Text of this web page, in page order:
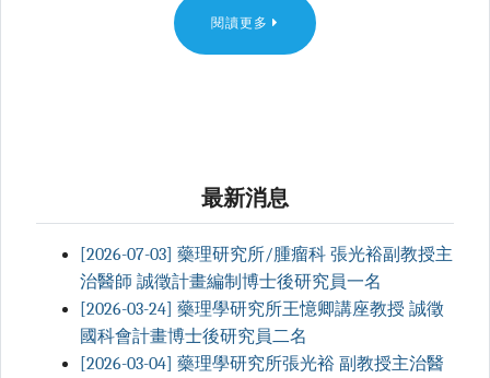
閱讀更多
最新消息
[2026-07-03] 藥理研究所/腫瘤科 張光裕副教授主
治醫師 誠徵計畫編制博士後研究員一名
[2026-03-24] 藥理學研究所王憶卿講座教授 誠徵
國科會計畫博士後研究員二名
[2026-03-04] 藥理學研究所張光裕 副教授主治醫